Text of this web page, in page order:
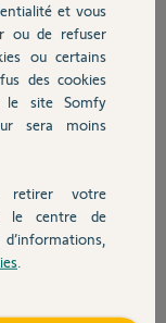
un routeur à
persiste.
manière, c'est
mon problème est
?
et vous
ou de refuser
ou certains
des cookies
le site Somfy
sera moins
retirer votre
le centre de